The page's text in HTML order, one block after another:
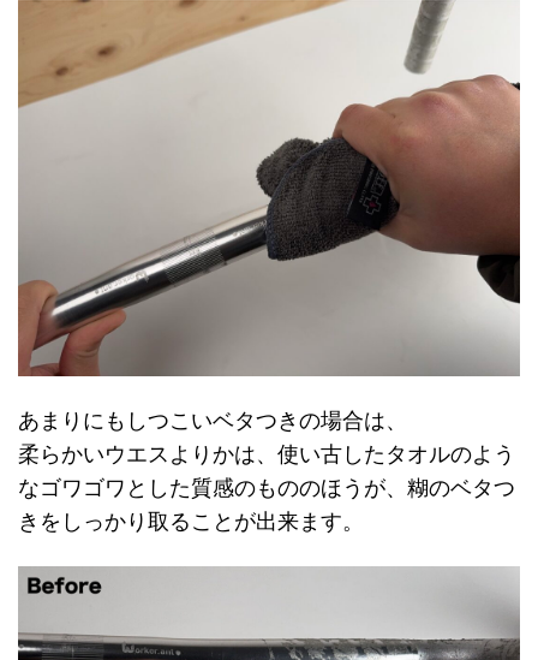
あまりにもしつこいベタつきの場合は、
柔らかいウエスよりかは、使い古したタオルのよう
なゴワゴワとした質感のもののほうが、糊のベタつ
きをしっかり取ることが出来ます。